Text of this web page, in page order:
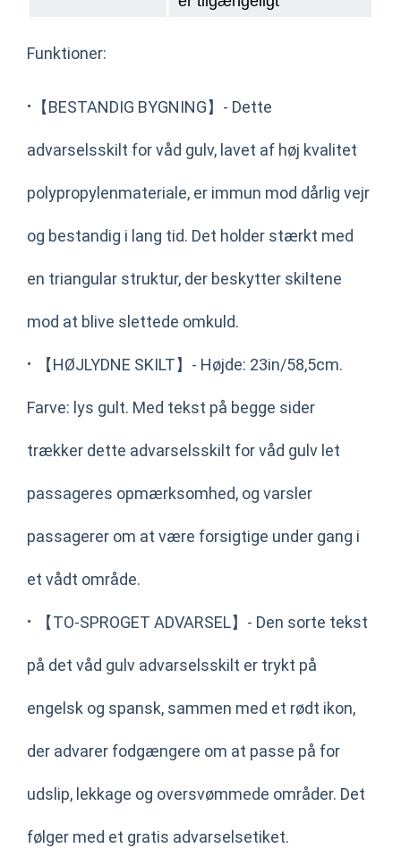
Funktioner:
· 【BESTANDIG BYGNING】- Dette
advarselsskilt for våd gulv, lavet af høj kvalitet
polypropylenmateriale, er immun mod dårlig vejr
og bestandig i lang tid. Det holder stærkt med
en triangular struktur, der beskytter skiltene
mod at blive slettede omkuld.
· 【HØJLYDNE SKILT】- Højde: 23in/58,5cm.
Farve: lys gult. Med tekst på begge sider
trækker dette advarselsskilt for våd gulv let
passageres opmærksomhed, og varsler
passagerer om at være forsigtige under gang i
et vådt område.
· 【TO-SPROGET ADVARSEL】- Den sorte tekst
på det våd gulv advarselsskilt er trykt på
engelsk og spansk, sammen med et rødt ikon,
der advarer fodgængere om at passe på for
udslip, lekkage og oversvømmede områder. Det
følger med et gratis advarselsetiket.